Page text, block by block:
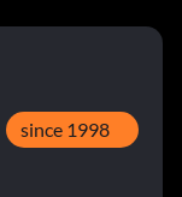
since 1998